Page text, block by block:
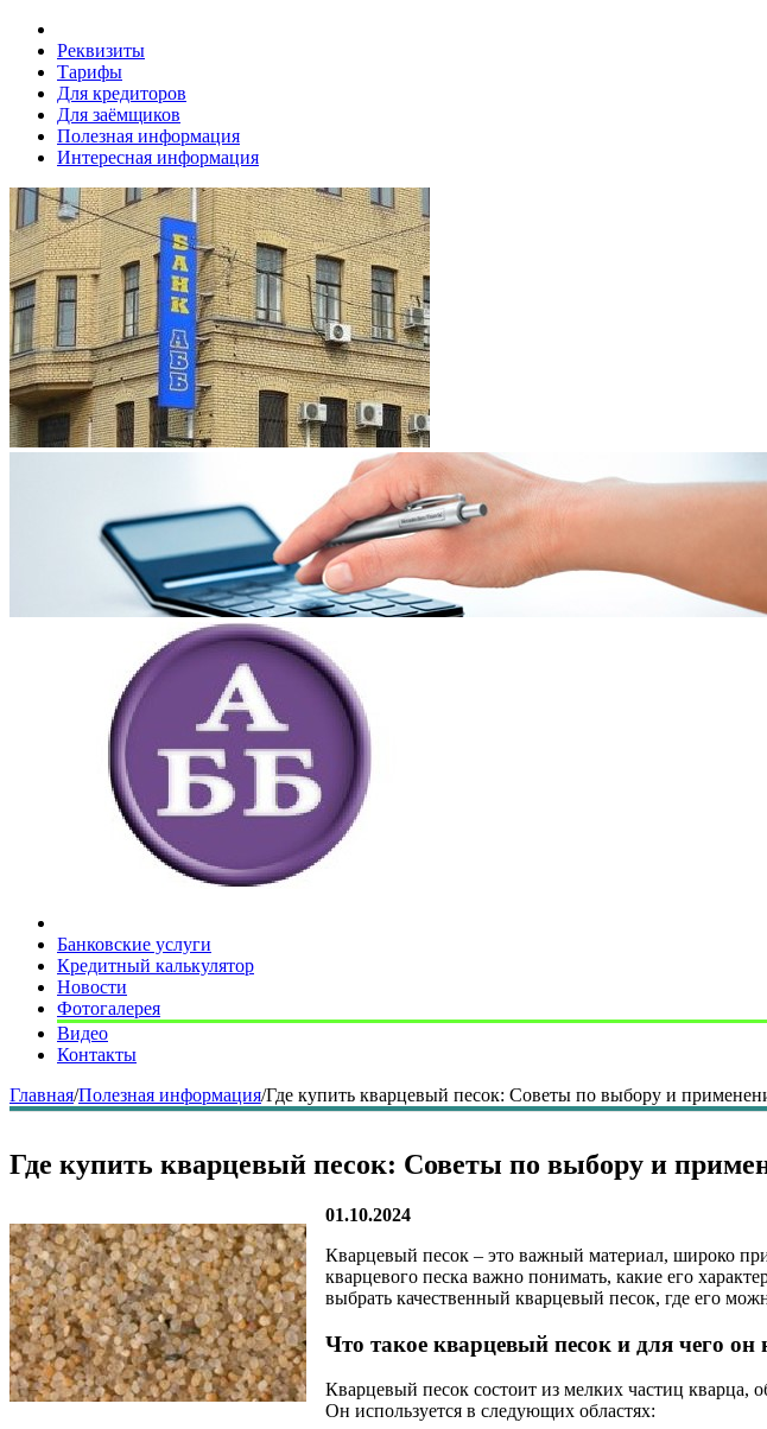
Реквизиты
Тарифы
Для кредиторов
Для заёмщиков
Полезная информация
Интересная информация
Банковские услуги
Кредитный калькулятор
Новости
Фотогалерея
Видео
Контакты
Главная/Полезная информация/Где купить кварцевый песок: Советы по выбору и
Где купить кварцевый песок: Советы по выбору и
01.10.2024
Кварцевый песок – это важный материал, широко
кварцевого песка важно понимать, какие его
выбрать качественный кварцевый песок, где его
Что такое кварцевый песок и для чего он
Кварцевый песок состоит из мелких частиц
Он используется в следующих областях: